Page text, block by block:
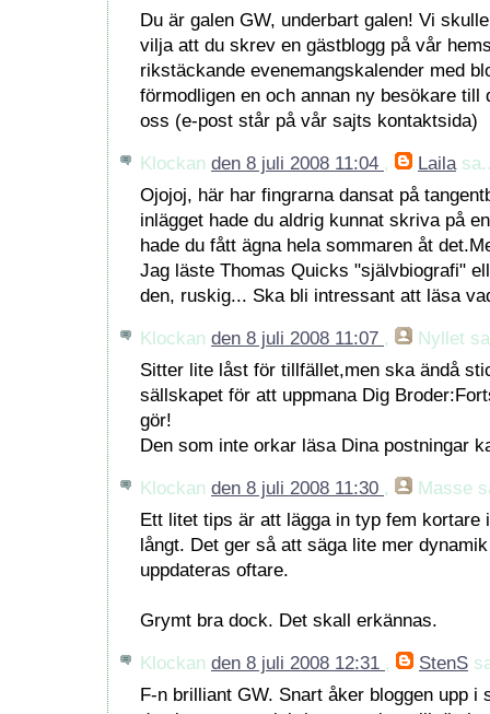
Du är galen GW, underbart galen! Vi
vilja att du skrev en gästblogg på vår
rikstäckande evenemangskalender med
förmodligen en och annan ny besökare till
oss (e-post står på vår sajts kontaktsida)
Klockan den 8 juli 2008 11:04 , Laila
Ojojoj, här har fingrarna dansat på
inlägget hade du aldrig kunnat skriva på
hade du fått ägna hela sommaren åt
Jag läste Thomas Quicks "självbiografi"
den, ruskig... Ska bli intressant att läsa
Klockan den 8 juli 2008 11:07 , Nyllet
Sitter lite låst för tillfället,men ska ändå
sällskapet för att uppmana Dig
gör!
Den som inte orkar läsa Dina postningar
Klockan den 8 juli 2008 11:30 , Masse
Ett litet tips är att lägga in typ fem kortare
långt. Det ger så att säga lite mer
uppdateras oftare.
Grymt bra dock. Det skall erkännas.
Klockan den 8 juli 2008 12:31 , StenS
F-n brilliant GW. Snart åker bloggen upp i